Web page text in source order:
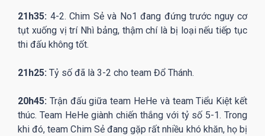
21h35: 4-2. Chim Sẻ và No1 đang đứng trước nguy cơ
tụt xuống vị trí Nhì bảng, thậm chí là bị loại nếu tiếp tục
thi đấu không tốt.
21h25: Tỷ số đã là 3-2 cho team Đổ Thánh.
20h45: Trận đấu giữa team HeHe và team Tiểu Kiệt kết
thúc. Team HeHe giành chiến thắng với tỷ số 5-1. Trong
khi đó, team Chim Sẻ đang gặp rất nhiều khó khăn, họ bị